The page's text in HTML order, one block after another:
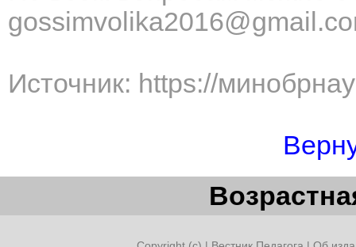
gossimvolika2016@gmail.
Источник: https://